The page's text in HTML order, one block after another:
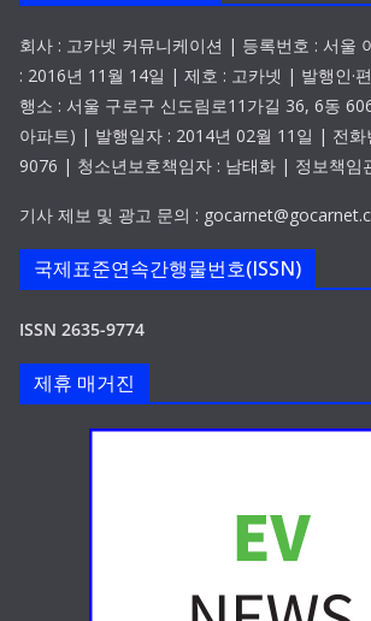
회사 : 고카넷 커뮤니케이션 | 등록번호 : 서울
: 2016년 11월 14일 | 제호 : 고카넷 | 발행인·
행소 : 서울 구로구 신도림로11가길 36, 6동
아파트) | 발행일자 : 2014년 02월 11일 | 전화
9076 | 청소년보호책임자 : 남태화 | 정보책임
기사 제보 및 광고 문의 :
국제표준연속간행물번호(ISSN)
ISSN 2635-9774
제휴 매거진